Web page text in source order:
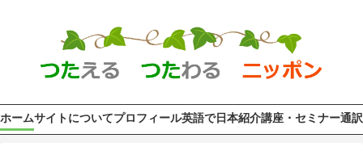
ホームサイトについてプロフィール英語で日本紹介講座・セミナー通